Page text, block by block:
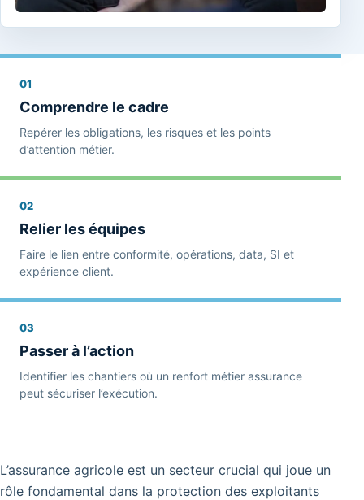
01
Comprendre le cadre
Repérer les obligations, les risques et les points
d’attention métier.
02
Relier les équipes
Faire le lien entre conformité, opérations, data, SI et
expérience client.
03
Passer à l’action
Identifier les chantiers où un renfort métier assurance
peut sécuriser l’exécution.
L’assurance agricole est un secteur crucial qui joue un
rôle fondamental dans la protection des exploitants